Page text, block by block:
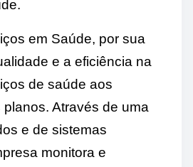
em Saúde, por sua
e a eficiência na
de saúde aos
planos. Através de uma
e de sistemas
monitora e